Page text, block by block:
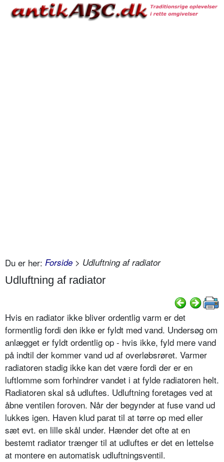
Du er her: Forside > Udluftning af radiator
Udluftning af radiator
Hvis en radiator ikke bliver ordentlig varm er det
formentlig fordi den ikke er fyldt med vand. Undersøg om
anlægget er fyldt ordentlig op - hvis ikke, fyld mere vand
på indtil der kommer vand ud af overløbsrøret. Varmer
radiatoren stadig ikke kan det være fordi der er en
luftlomme som forhindrer vandet i at fylde radiatoren helt.
Radiatoren skal så udluftes. Udluftning foretages ved at
åbne ventilen foroven. Når der begynder at fuse vand ud
lukkes igen. Haven klud parat til at tørre op med eller
sæt evt. en lille skål under. Hænder det ofte at en
bestemt radiator trænger til at udluftes er det en lettelse
at montere en automatisk udluftningsventil.